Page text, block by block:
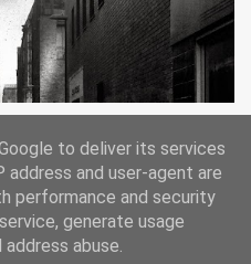
to deliver its services
address and user-agent are
performance and security
generate usage
abuse.